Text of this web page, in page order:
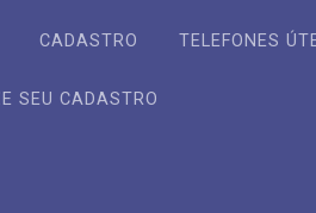
CADASTRO TELEFONES
SEU CADASTRO